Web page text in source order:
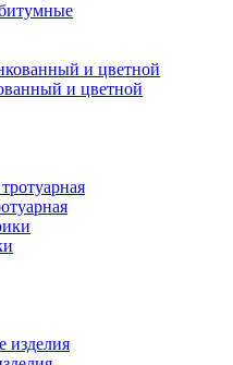
и цветной